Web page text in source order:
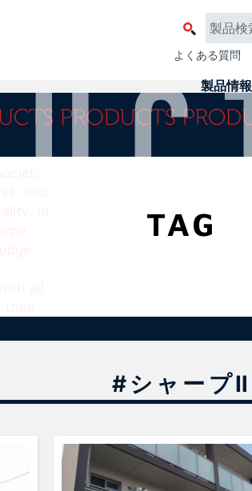
よくある質問
製品情報
TAG
#シャープⅡ